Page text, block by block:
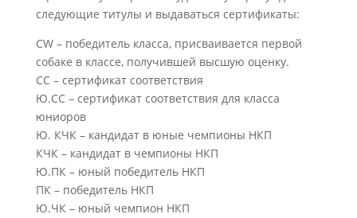
следующие титулы и выдаваться сертификаты:
CW – победитель класса, присваивается первой
собаке в классе, получившей высшую оценку.
СС – сертификат соответствия
Ю.СС – сертификат соответствия для класса
юниоров
Ю. КЧК – кандидат в юные чемпионы НКП
КЧК – кандидат в чемпионы НКП
Ю.ПК – юный победитель НКП
ПК – победитель НКП
Ю.ЧК – юный чемпион НКП